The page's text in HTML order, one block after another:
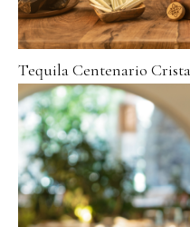
Tequila Centenario